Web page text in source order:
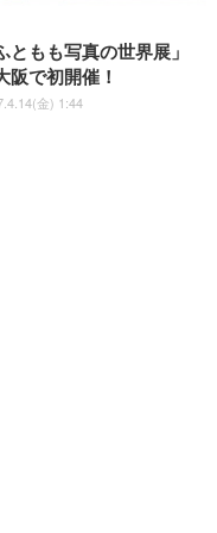
ともも写真の世界展」
阪で初開催！
金) 1:44